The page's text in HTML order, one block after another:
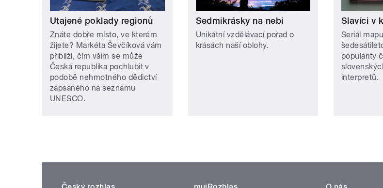
Utajené poklady regionů
Znáte dobře místo, ve kterém
žijete? Markéta Ševčíková vám
přiblíží, čím vším se může
Česká republika pochlubit v
podobě nehmotného dědictví
zapsaného na seznamu
UNESCO.
Sedmikrásky na nebi
Unikátní vzdělávací pořad o
krásách naší oblohy.
Slavíci v
Seriál
popularity
interpretů.